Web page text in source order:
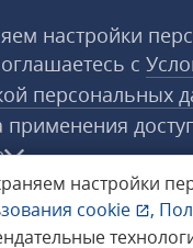
настройки
cookie ,
настройки
с
персональных
применения
«1С‑Рарус» ®.